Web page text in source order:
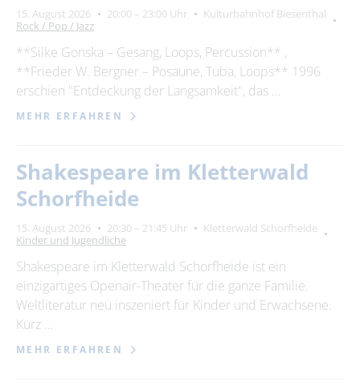
15. August 2026 20:00 – 23:00 Uhr
Kulturbahnhof Biesenthal
Rock / Pop / Jazz
**Silke Gonska – Gesang, Loops, Percussion** ,
**Frieder W. Bergner – Posaune, Tuba, Loops** 1996
erschien "Entdeckung der Langsamkeit", das …
MEHR ERFAHREN
Shakespeare im Kletterwald
Schorfheide
15. August 2026 20:30 – 21:45 Uhr
Kletterwald Schorfheide
Kinder und Jugendliche
Shakespeare im Kletterwald Schorfheide ist ein
einzigartiges Openair-Theater für die ganze Familie.
Weltliteratur neu inszeniert für Kinder und Erwachsene.
Kurz …
MEHR ERFAHREN